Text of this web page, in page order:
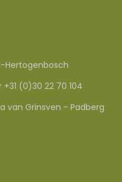
Hertogenbosch
(0)30 22 70 104
van Grinsven - Padberg